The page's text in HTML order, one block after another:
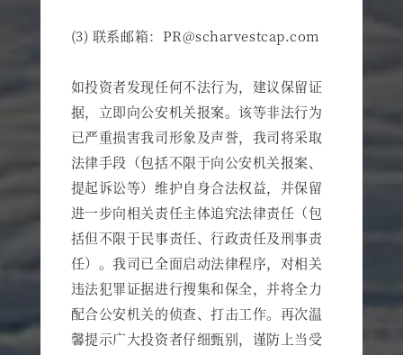
(3) 联系邮箱：PR@scharvestcap.com
如投资者发现任何不法行为，建议保留证
据，立即向公安机关报案。该等非法行为
已严重损害我司形象及声誉，我司将采取
法律手段（包括不限于向公安机关报案、
提起诉讼等）维护自身合法权益，并保留
进⼀步向相关责任主体追究法律责任（包
括但不限于民事责任、行政责任及刑事责
任）。我司已全面启动法律程序，对相关
违法犯罪证据进行搜集和保全，并将全力
配合公安机关的侦查、打击工作。 再次温
馨提示广大投资者仔细甄别，谨防上当受